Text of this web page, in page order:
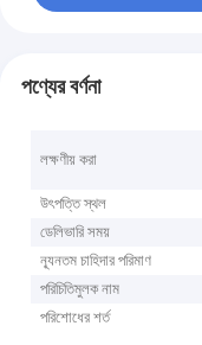
পণ্যের বর্ণনা
লক্ষণীয় করা
উৎপত্তি স্থল
ডেলিভারি সময়
ন্যূনতম চাহিদার পরিমাণ
পরিচিতিমুলক নাম
পরিশোধের শর্ত